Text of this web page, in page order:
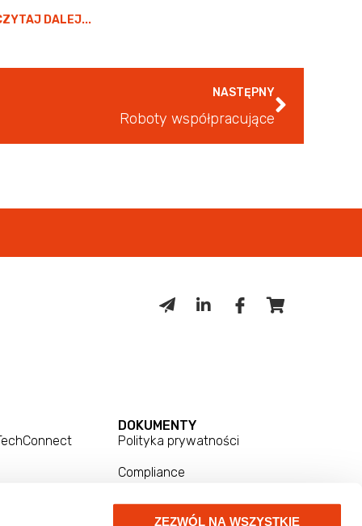
ZEZWÓL NA WSZYSTKIE
DALEJ...
NASTĘPNY
Roboty współpracujące
DOKUMENTY
Polityka prywatności
Compliance
Zgłoszenia